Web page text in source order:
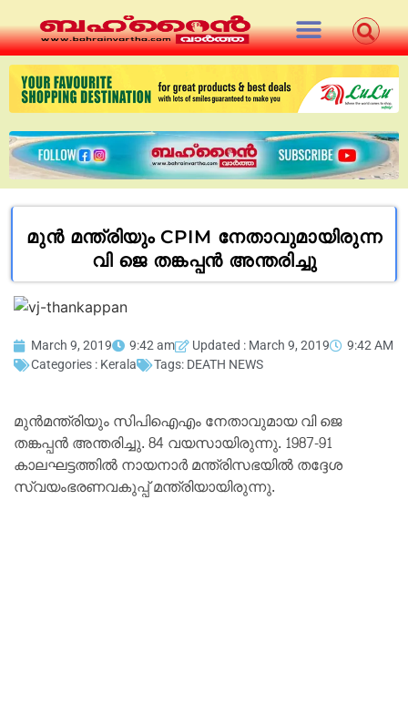
മുൻ മന്ത്രിയും CPIM നേതാവുമായിരുന്ന
വി ജെ തങ്കപ്പൻ അന്തരിച്ചു
March 9, 2019 9:42 am Updated : March 9, 2019
9:42 AM
Categories : Kerala Tags: DEATH NEWS
മുന്‍മന്ത്രിയും സിപിഐഎം നേതാവുമായ വി ജെ
തങ്കപ്പന്‍ അന്തരിച്ചു. 84 വയസായിരുന്നു. 1987-91
കാലഘട്ടത്തില്‍ നായനാര്‍ മന്ത്രിസഭയില്‍ തദ്ദേശ
സ്വയംഭരണവകുപ്പ് മന്ത്രിയായിരുന്നു.